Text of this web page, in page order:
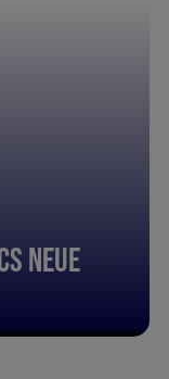
neue